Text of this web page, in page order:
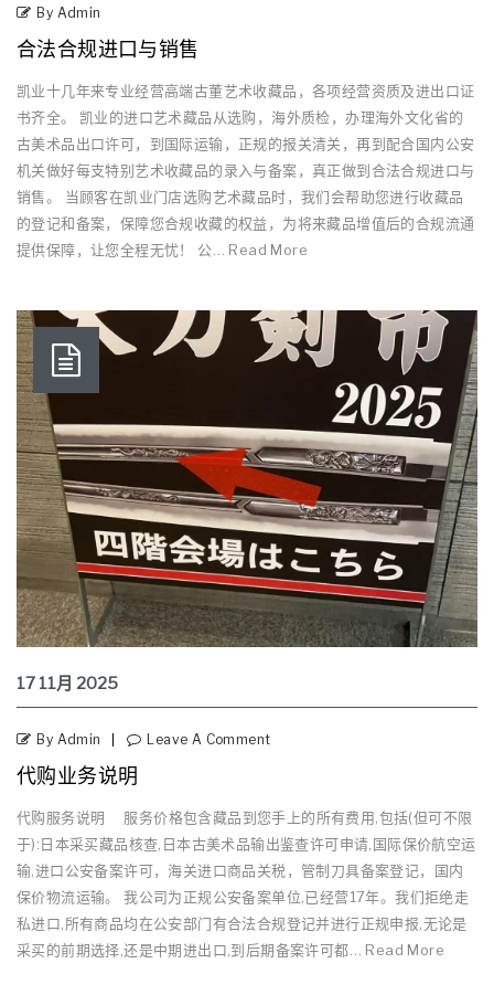
By Admin
合法合规进口与销售
凯业十几年来专业经营高端古董艺术收藏品，各项经营资质及进出口证
书齐全。 凯业的进口艺术藏品从选购，海外质检，办理海外文化省的
古美术品出口许可，到国际运输，正规的报关清关，再到配合国内公安
机关做好每支特别艺术收藏品的录入与备案，真正做到合法合规进口与
销售。 当顾客在凯业门店选购艺术藏品时，我们会帮助您进行收藏品
的登记和备案，保障您合规收藏的权益，为将来藏品增值后的合规流通
提供保障，让您全程无忧！ 公… Read More
17 11月 2025
By Admin Leave A Comment
代购业务说明
代购服务说明 服务价格包含藏品到您手上的所有费用,包括(但可不限
于):日本采买藏品核查,日本古美术品输出鉴查许可申请,国际保价航空运
输,进口公安备案许可，海关进口商品关税，管制刀具备案登记，国内
保价物流运输。 我公司为正规公安备案单位,已经营17年。我们拒绝走
私进口,所有商品均在公安部门有合法合规登记并进行正规申报,无论是
采买的前期选择,还是中期进出口,到后期备案许可都… Read More